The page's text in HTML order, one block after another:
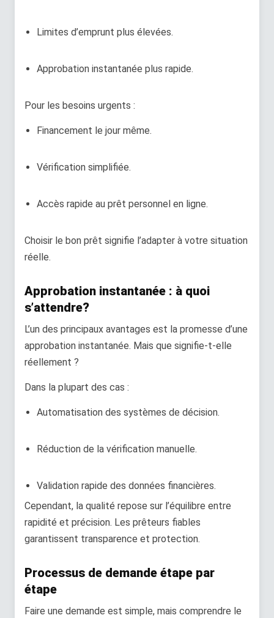
Limites d’emprunt plus élevées.
Approbation instantanée plus rapide.
Pour les besoins urgents :
Financement le jour même.
Vérification simplifiée.
Accès rapide au prêt personnel en ligne.
Choisir le bon prêt signifie l’adapter à votre situation
réelle.
Approbation instantanée : à quoi
s’attendre?
L’un des principaux avantages est la promesse d’une
approbation instantanée. Mais que signifie-t-elle
réellement ?
Dans la plupart des cas :
Automatisation des systèmes de décision.
Réduction de la vérification manuelle.
Validation rapide des données financières.
Cependant, la qualité repose sur l’équilibre entre
rapidité et précision. Les prêteurs fiables
garantissent transparence et protection.
Processus de demande étape par
étape
Faire une demande est simple, mais comprendre le